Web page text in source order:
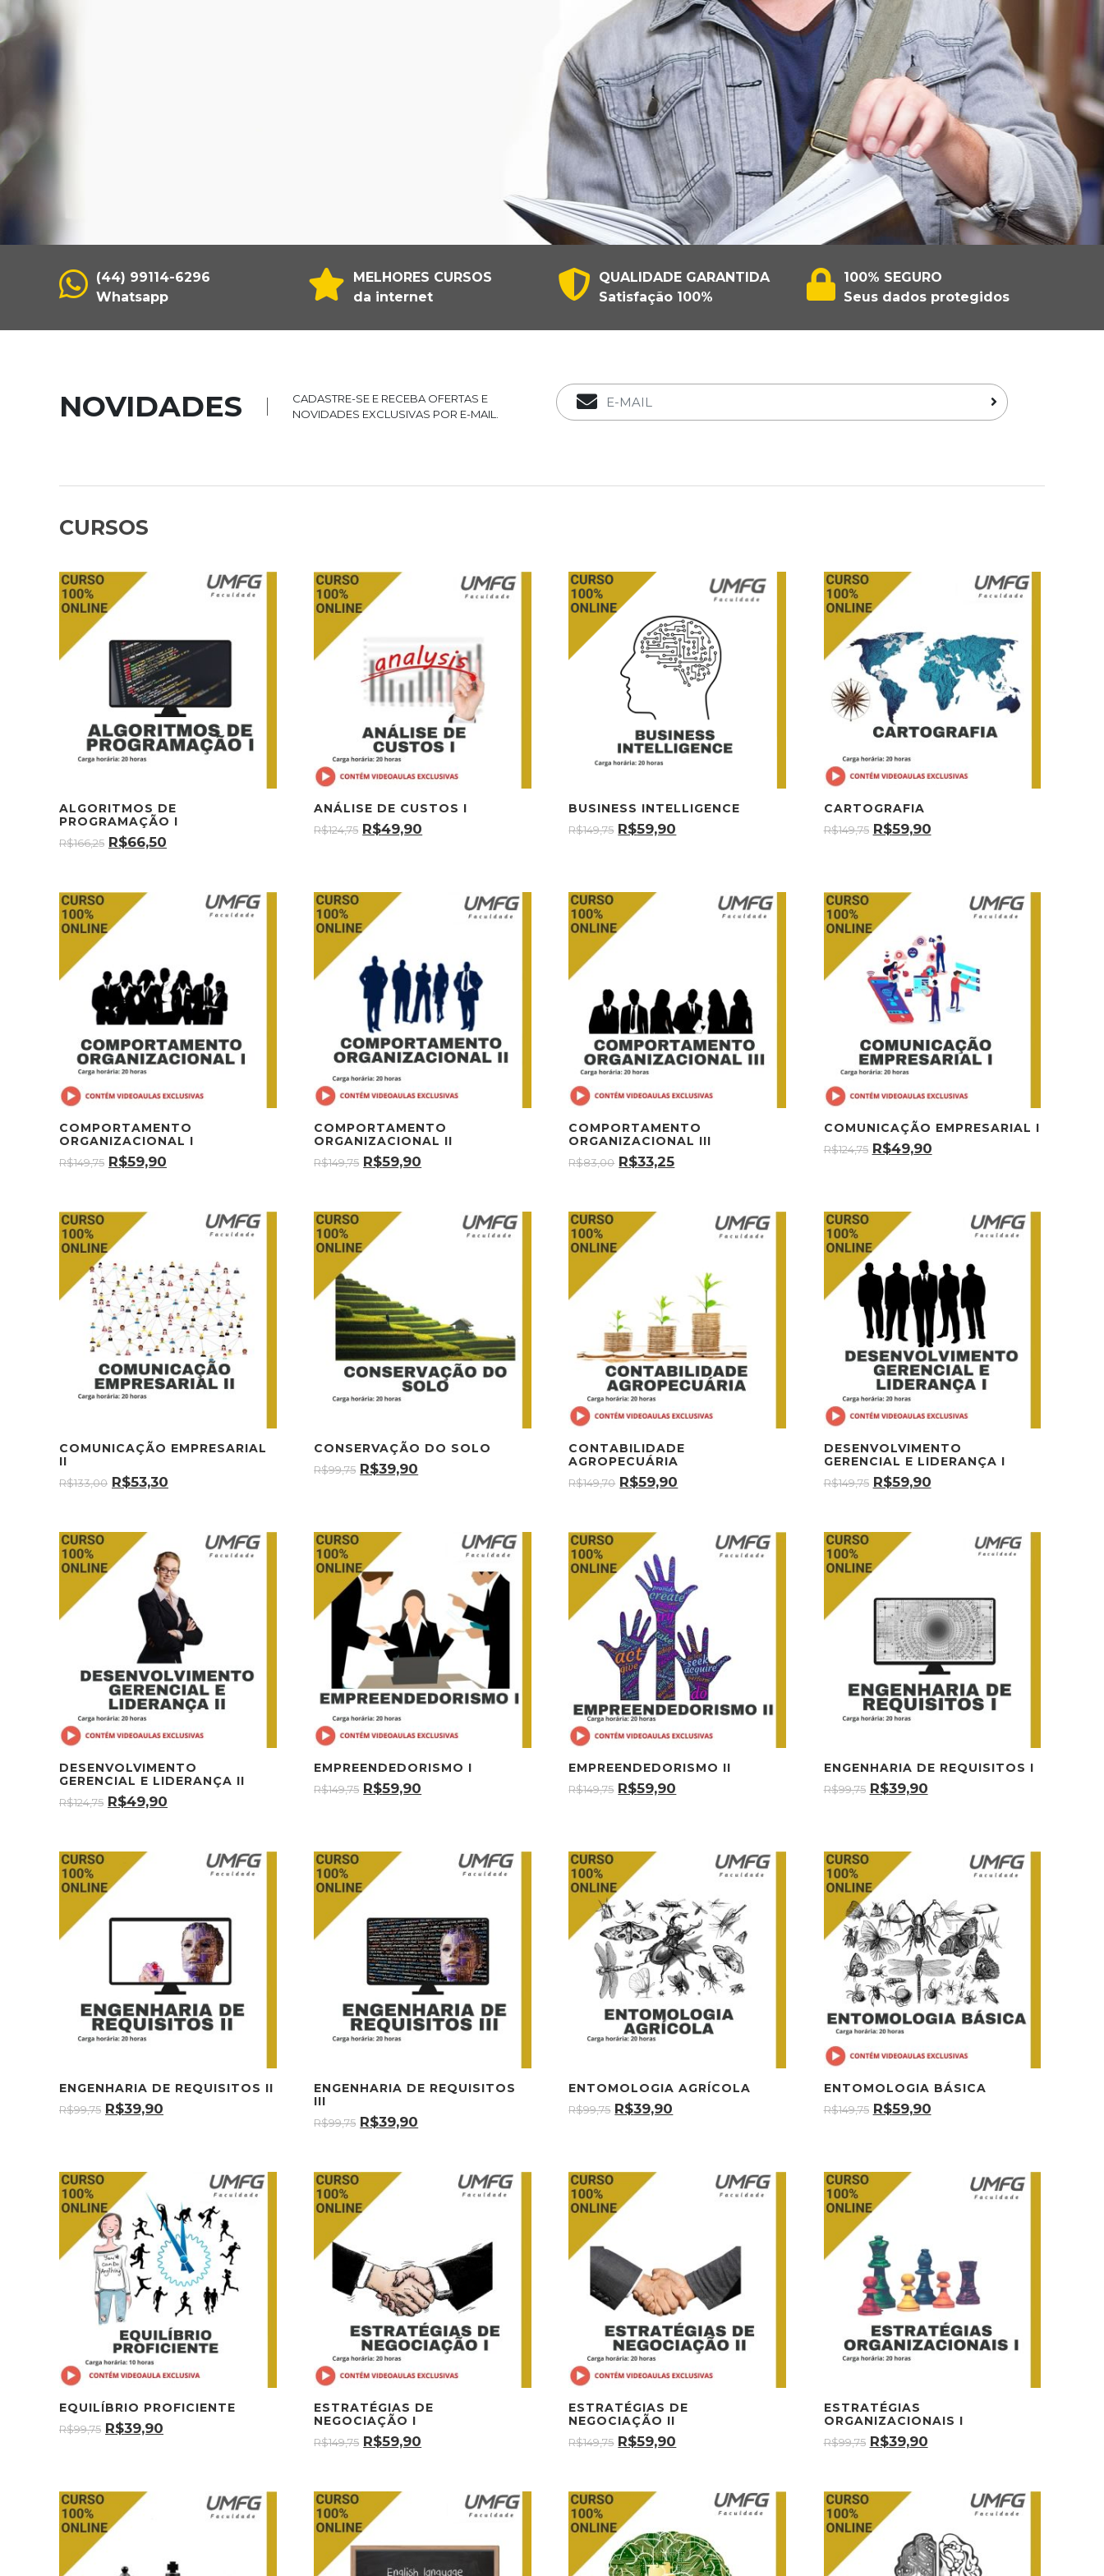
(44) 99114-6296
Whatsapp
MELHORES CURSOS
da internet
QUALIDADE GARANTIDA
Satisfação 100%
100% SEGURO
Seus dados protegidos
NOVIDADES
CADASTRE-SE E RECEBA OFERTAS E
NOVIDADES EXCLUSIVAS POR E-MAIL.
CURSOS
ALGORITMOS DE
PROGRAMAÇÃO I
R$166,25 R$66,50
ANÁLISE DE CUSTOS I
R$124,75 R$49,90
BUSINESS INTELLIGENCE
R$149,75 R$59,90
CARTOGRAFIA
R$149,75 R$59,90
COMPORTAMENTO
ORGANIZACIONAL I
R$149,75 R$59,90
COMPORTAMENTO
ORGANIZACIONAL II
R$149,75 R$59,90
COMPORTAMENTO
ORGANIZACIONAL III
R$83,00 R$33,25
COMUNICAÇÃO EMPRESARIAL I
R$124,75 R$49,90
COMUNICAÇÃO EMPRESARIAL
II
R$133,00 R$53,30
CONSERVAÇÃO DO SOLO
R$99,75 R$39,90
CONTABILIDADE
AGROPECUÁRIA
R$149,70 R$59,90
DESENVOLVIMENTO
GERENCIAL E LIDERANÇA I
R$149,75 R$59,90
DESENVOLVIMENTO
GERENCIAL E LIDERANÇA II
R$124,75 R$49,90
EMPREENDEDORISMO I
R$149,75 R$59,90
EMPREENDEDORISMO II
R$149,75 R$59,90
ENGENHARIA DE REQUISITOS I
R$99,75 R$39,90
ENGENHARIA DE REQUISITOS II
R$99,75 R$39,90
ENGENHARIA DE REQUISITOS
III
R$99,75 R$39,90
ENTOMOLOGIA AGRÍCOLA
R$99,75 R$39,90
ENTOMOLOGIA BÁSICA
R$149,75 R$59,90
EQUILÍBRIO PROFICIENTE
R$99,75 R$39,90
ESTRATÉGIAS DE
NEGOCIAÇÃO I
R$149,75 R$59,90
ESTRATÉGIAS DE
NEGOCIAÇÃO II
R$149,75 R$59,90
ESTRATÉGIAS
ORGANIZACIONAIS I
R$99,75 R$39,90